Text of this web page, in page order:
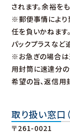
されます。余裕を
※郵便事情により
任を負いかねます
パックプラスなど
※お急ぎの場合は
用封筒に速達分
希望の旨、返信用
取り扱い窓口
〒261-0021